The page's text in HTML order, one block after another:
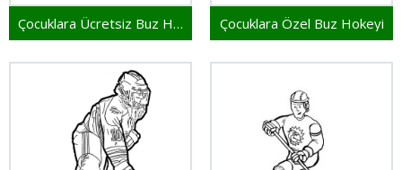
Çocuklara Ücretsiz Buz Hokeyi Çocuklara Özel Buz Hokeyi